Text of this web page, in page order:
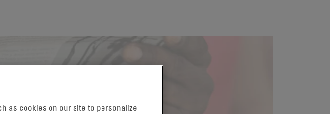
as cookies on our site to personalize